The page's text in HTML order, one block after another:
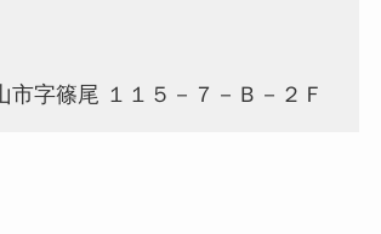
市字篠尾 １１５－７－Ｂ－２Ｆ